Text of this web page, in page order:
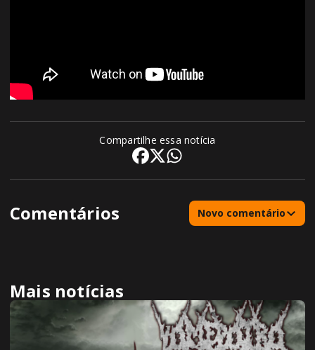
Compartilhe essa notícia
Comentários Novo comentário
Mais notícias